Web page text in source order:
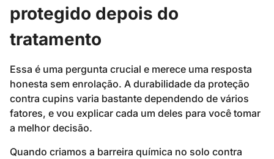
protegido depois do
tratamento
Essa é uma pergunta crucial e merece uma resposta
honesta sem enrolação. A durabilidade da proteção
contra cupins varia bastante dependendo de vários
fatores, e vou explicar cada um deles para você tomar
a melhor decisão.
Quando criamos a barreira química no solo contra